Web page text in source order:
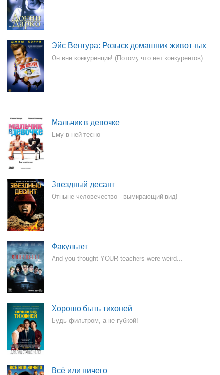
Эйс Вентура: Розыск домашних животных
Он вне конкуренции! (Потому что нет конкурентов)
Мальчик в девочке
Ему в ней тесно
Звездный десант
Отныне человечество - вымирающий вид!
Факультет
And you thought YOUR teachers were weird...
Хорошо быть тихоней
Будь фильтром, а не губкой!
Всё или ничего